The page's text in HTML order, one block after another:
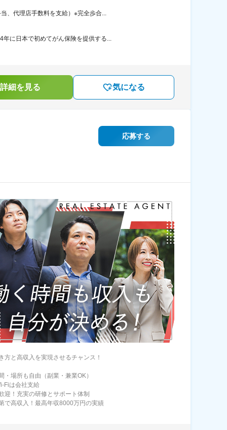
、代理店手数料を支給）※完全歩合...
に日本で初めてがん保険を提供する...
細を見る 気になる
応募する
方と高収入を実現させるチャンス！
・場所も自由（副業・兼業OK）
Fiは会社支給
迎！充実の研修とサポート体制
で高収入！最高年収8000万円の実績